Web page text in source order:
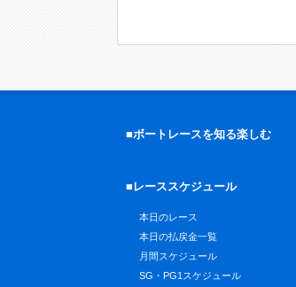
■ボートレースを知る楽しむ
■レーススケジュール
本日のレース
本日の払戻金一覧
月間スケジュール
SG・PG1スケジュール